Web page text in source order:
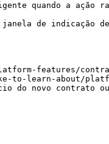
quando a ação
de indicação
features/
to-learn-about/
do novo contrato